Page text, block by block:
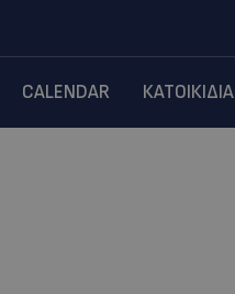
CALENDAR ΚΑΤΟΙΚΙΔΙΑ